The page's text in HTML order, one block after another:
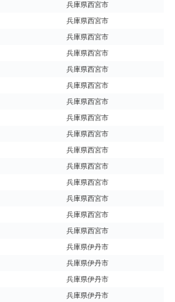
兵庫県西宮市
兵庫県西宮市
兵庫県西宮市
兵庫県西宮市
兵庫県西宮市
兵庫県西宮市
兵庫県西宮市
兵庫県西宮市
兵庫県西宮市
兵庫県西宮市
兵庫県西宮市
兵庫県西宮市
兵庫県西宮市
兵庫県西宮市
兵庫県西宮市
兵庫県伊丹市
兵庫県伊丹市
兵庫県伊丹市
兵庫県伊丹市